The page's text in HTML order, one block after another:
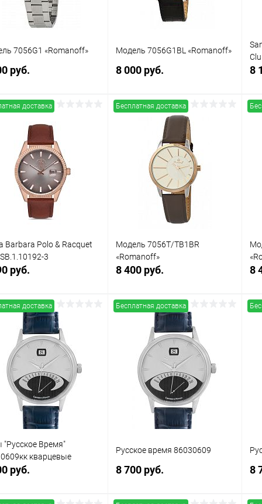
7056G1 «Romanoff»
руб.
в 1
В наличии
Модель 7056G1BL «Romanoff»
8 000 руб.
В корзину
Купить в 1
В избранное В наличии
8
доставка
Barbara Polo & Racquet
3
руб.
В корзину
в 1 Сравнение
В наличии
Бесплатная доставка
Модель 7056T/TB1BR
«Romanoff»
8 400 руб.
В корзину
Купить в 1
Сравнение
В избранное В наличии
8
доставка
"Русское Время"
кварцевые
руб.
Бесплатная доставка
Русское время 86030609
8 700 руб. 8